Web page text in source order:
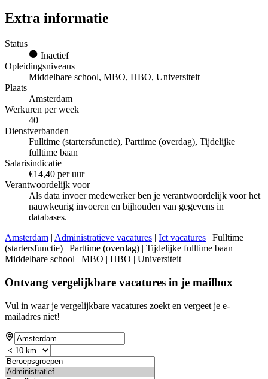
Extra informatie
Status
Inactief
Opleidingsniveaus
Middelbare school, MBO, HBO, Universiteit
Plaats
Amsterdam
Werkuren per week
40
Dienstverbanden
Fulltime (startersfunctie), Parttime (overdag), Tijdelijke
fulltime baan
Salarisindicatie
€14,40 per uur
Verantwoordelijk voor
Als data invoer medewerker ben je verantwoordelijk voor het
nauwkeurig invoeren en bijhouden van gegevens in
databases.
Amsterdam | Administratieve vacatures | Ict vacatures | Fulltime
(startersfunctie) | Parttime (overdag) | Tijdelijke fulltime baan |
Middelbare school | MBO | HBO | Universiteit
Ontvang vergelijkbare vacatures in je mailbox
Vul in waar je vergelijkbare vacatures zoekt en vergeet je e-
mailadres niet!